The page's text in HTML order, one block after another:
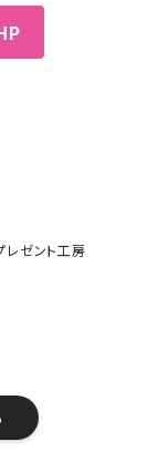
レゼント工房